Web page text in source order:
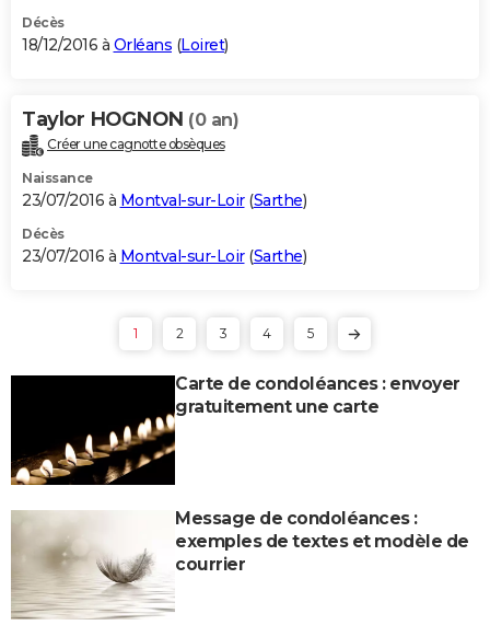
Décès
18/12/2016 à Orléans (Loiret)
Taylor HOGNON (0 an)
Créer une cagnotte obsèques
Naissance
23/07/2016 à Montval-sur-Loir(Sarthe)
Décès
23/07/2016 à Montval-sur-Loir(Sarthe)
1 2 3 4 5
Carte de condoléances : envoyer
gratuitement une carte
Message de condoléances :
exemples de textes et modèle de
courrier